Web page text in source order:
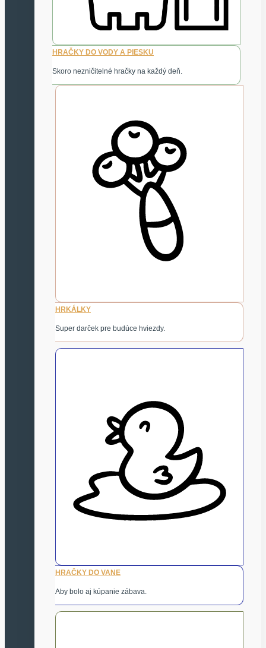
HRAČKY DO VODY A PIESKU
Skoro nezničitelné hračky na každý deň.
HRKÁLKY
Super darček pre budúce hviezdy.
HRAČKY DO VANE
Aby bolo aj kúpanie zábava.